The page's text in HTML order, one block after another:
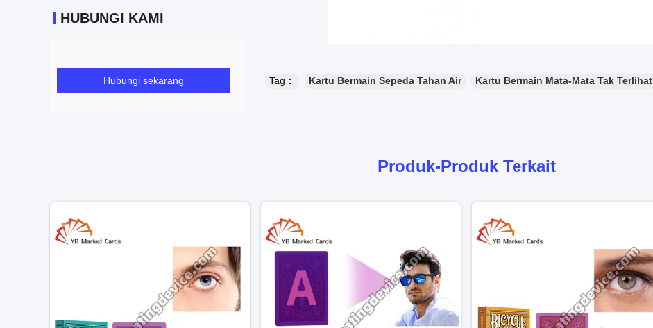
HUBUNGI KAMI
Hubungi sekarang Tag： Kartu Bermain Sepeda Tahan Air Kartu Bermain Mata-Mata Tak Terlihat
Produk-Produk Terkait